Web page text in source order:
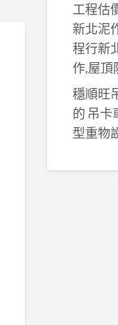
工程估
新北泥
程行新
作,屋頂
穩順旺
的 吊卡
型重物